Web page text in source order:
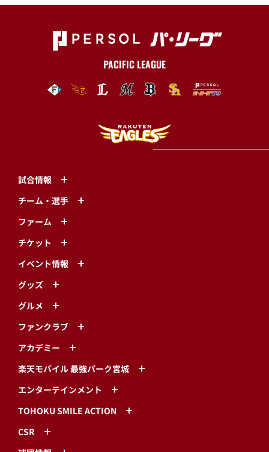
PACIFIC LEAGUE
試合情報
チーム・選手
ファーム
チケット
イベント情報
グッズ
グルメ
ファンクラブ
アカデミー
楽天モバイル 最強パーク宮城
エンターテインメント
TOHOKU SMILE ACTION
CSR